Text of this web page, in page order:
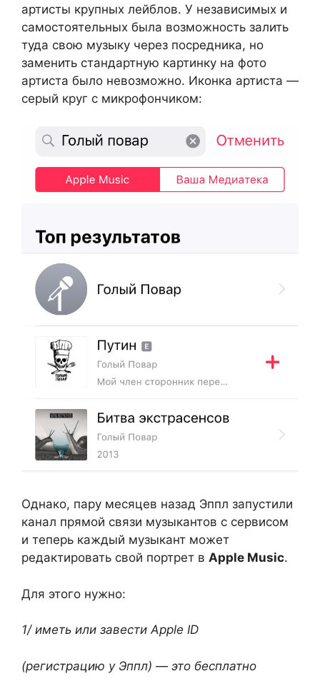
артисты крупных лейблов. У независимых и
самостоятельных была возможность залить
туда свою музыку через посредника, но
заменить стандартную картинку на фото
артиста было невозможно. Иконка артиста —
серый круг с микрофончиком:
Однако, пару месяцев назад Эппл запустили
канал прямой связи музыкантов с сервисом
и теперь каждый музыкант может
редактировать свой портрет в Apple Music.
Для этого нужно:
1/ иметь или завести Apple ID
(регистрацию у Эппл) — это бесплатно